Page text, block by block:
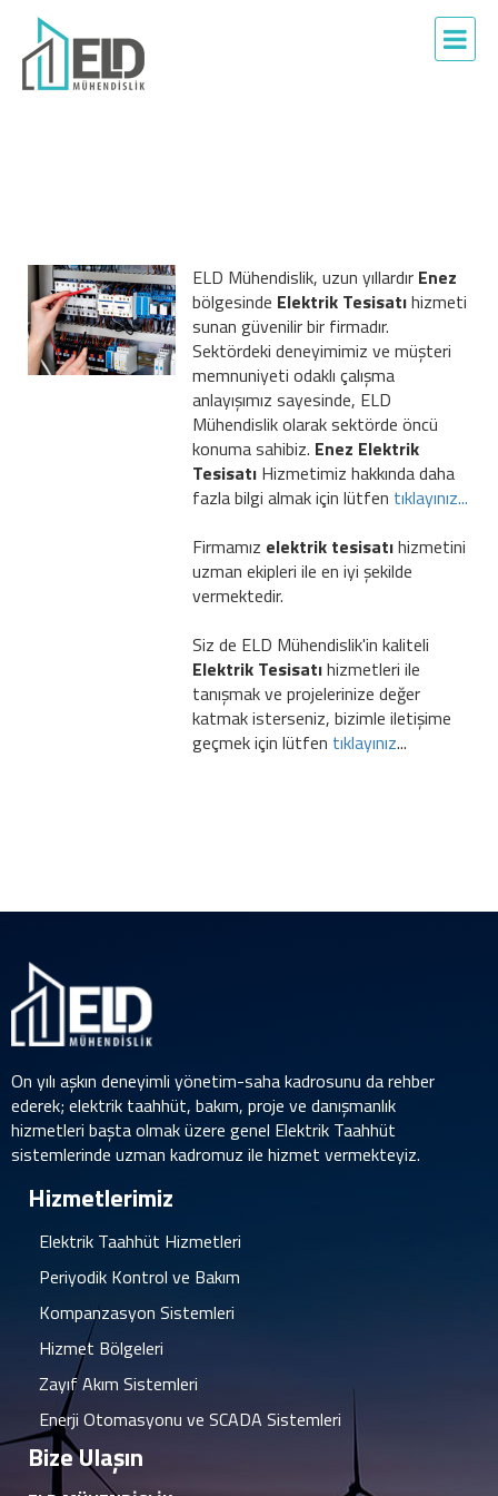
ELD Mühendislik, uzun yıllardır Enez
bölgesinde Elektrik Tesisatıhizmeti
sunan güvenilir bir firmadır.
Sektördeki deneyimimiz ve müşteri
memnuniyeti odaklı çalışma
anlayışımız sayesinde, ELD
Mühendislik olarak sektörde öncü
konuma sahibiz. Enez Elektrik
TesisatıHizmetimiz hakkında daha
fazla bilgi almak için lütfen tıklayınız...
Firmamız elektrik tesisatıhizmetini
uzman ekipleri ile en iyi şekilde
vermektedir.
Siz de ELD Mühendislik'in kaliteli
Elektrik Tesisatıhizmetleri ile
tanışmak ve projelerinize değer
katmak isterseniz, bizimle iletişime
geçmek için lütfen tıklayınız...
On yılı aşkın deneyimli yönetim-saha kadrosunu da rehber
ederek; elektrik taahhüt, bakım, proje ve danışmanlık
hizmetleri başta olmak üzere genel Elektrik Taahhüt
sistemlerinde uzman kadromuz ile hizmet vermekteyiz.
Hizmetlerimiz
Elektrik Taahhüt Hizmetleri
Periyodik Kontrol ve Bakım
Kompanzasyon Sistemleri
Hizmet Bölgeleri
Zayıf Akım Sistemleri
Enerji Otomasyonu ve SCADA Sistemleri
Bize Ulaşın